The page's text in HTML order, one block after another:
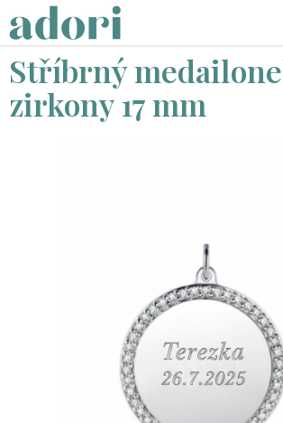
na
obsah
Stříbrný
zirkony 17 mm